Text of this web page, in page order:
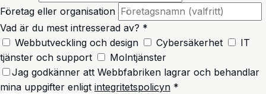
Företag eller organisation
Vad är du mest intresserad av? *
Webbutveckling och design
Cybersäkerhet
IT
tjänster och support
Molntjänster
Jag godkänner att Webbfabriken lagrar och behandlar
mina uppgifter enligt integritetspolicyn *